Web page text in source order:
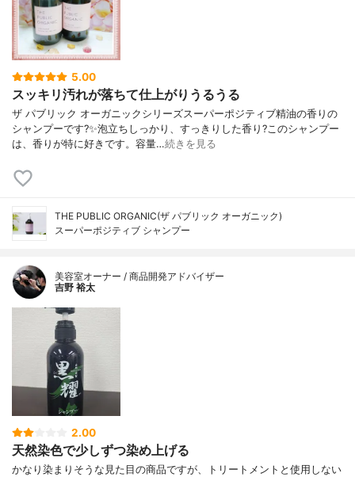
5.00
スッキリ汚れが落ちて仕上がりうるうる
ザ パブリック オーガニックシリーズスーパーポジティブ精油の香りの
シャンプーです?✨泡立ちしっかり、すっきりした香り?このシャンプー
は、香りが特に好きです。容量…続きを見る
THE PUBLIC ORGANIC(ザ パブリック オーガニック)
スーパーポジティブ シャンプー
美容室オーナー / 商品開発アドバイザー
吉野 裕太
2.00
天然染色で少しずつ染め上げる
かなり染まりそうな見た目の商品ですが、トリートメントと使用しない